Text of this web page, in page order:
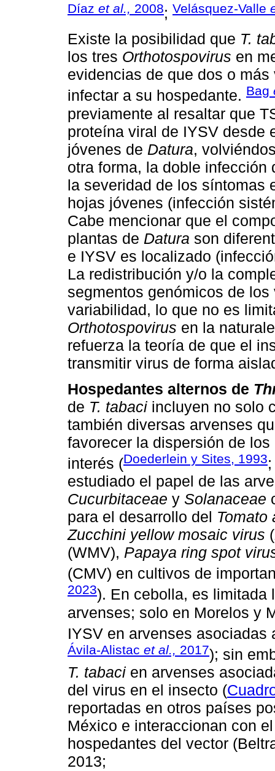
Díaz et al., 2008; Velásquez-Valle
Existe la posibilidad que T.
los tres Orthotospovirus en
evidencias de que dos o
infectar a su hospedante. Bag
previamente al resaltar que
proteína viral de IYSV desde
jóvenes de Datura,
otra forma, la doble
la severidad de los síntomas
hojas jóvenes (infección
Cabe mencionar que el
plantas de Datura son
e IYSV es localizado
La redistribución y/o la
segmentos genómicos de
variabilidad, lo que no es
Orthotospovirus en la
refuerza la teoría de que el
transmitir virus de forma
Hospedantes alternos de
de T. tabaci incluyen no solo
también diversas arvenses
favorecer la dispersión de
interés (Doederlein y Sites, 1993
estudiado el papel de las
Cucurbitaceae y Solanaceae
para el desarrollo del Tomato
Zucchini yellow mosaic virus
(WMV), Papaya ring spot
(CMV) en cultivos de
2023). En cebolla, es limitada
arvenses; solo en Morelos y
IYSV en arvenses asociadas
Ávila-Alistac et al., 2017); sin
T. tabaci en arvenses
del virus en el insecto (
reportadas en otros países
México e interaccionan con
hospedantes del vector
2013;